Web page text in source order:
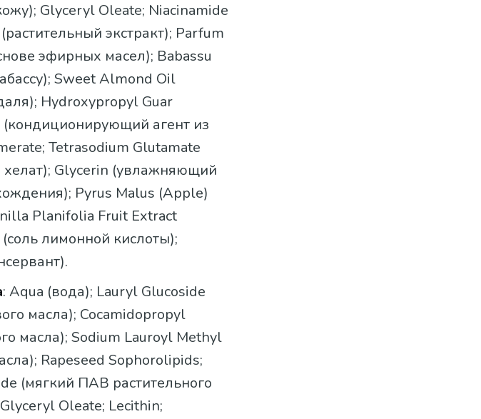
Glyceryl Oleate; Niacinamide
экстракт); Parfum
эфирных масел); Babassu
Sweet Almond Oil
Hydroxypropyl Guar
агент из
Tetrasodium Glutamate
хелат); Glycerin (увлажняющий
Pyrus Malus (Apple)
Planifolia Fruit Extract
лимонной кислоты);
: Aqua (вода); Lauryl Glucoside
масла); Cocamidopropyl
масла); Sodium Lauroyl Methyl
Rapeseed Sophorolipids;
(мягкий ПАВ растительного
Oleate; Lecithin;